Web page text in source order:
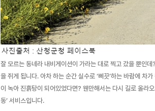
잘 모르는 동네라 내비게이션이 가라는 대로 찍고 갔을 뿐인
을 쥐게 됩니다. 아차 하는 순간 실수로 ‘삐끗’하는 바람에 차
이 녹아 진흙탕이 되어있었다면? 웬만해서는 다시 길로 올라
동’ 서비스입니다.